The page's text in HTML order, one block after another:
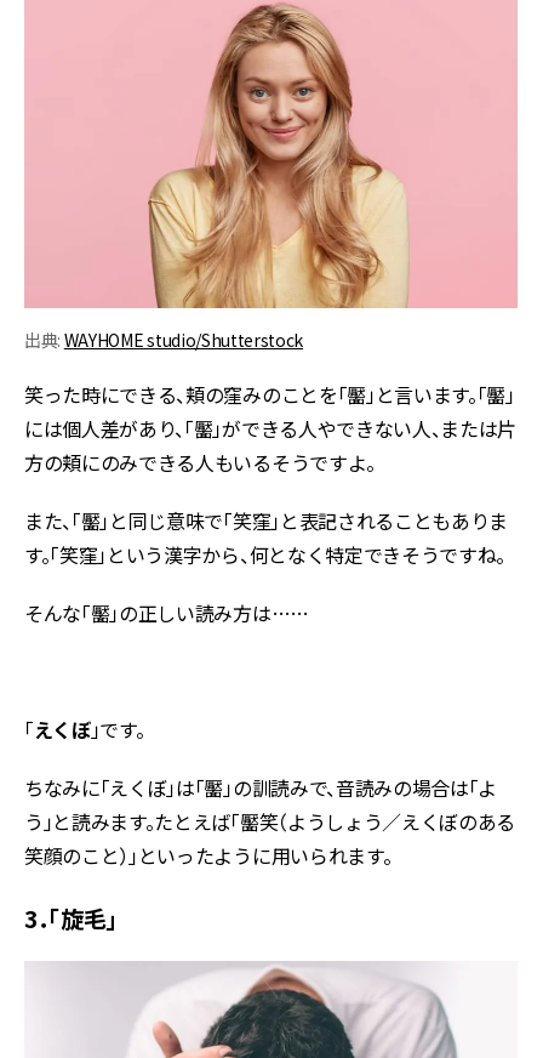
出典: WAYHOME studio/Shutterstock
笑った時にできる、頬の窪みのことを「靨」と言います。「靨」
には個人差があり、「靨」ができる人やできない人、または片
方の頬にのみできる人もいるそうですよ。
また、「靨」と同じ意味で「笑窪」と表記されることもありま
す。「笑窪」という漢字から、何となく特定できそうですね。
そんな「靨」の正しい読み方は……
「えくぼ」です。
ちなみに「えくぼ」は「靨」の訓読みで、音読みの場合は「よ
う」と読みます。たとえば「靨笑（ようしょう／えくぼのある
笑顔のこと）」といったように用いられます。
3．「旋毛」